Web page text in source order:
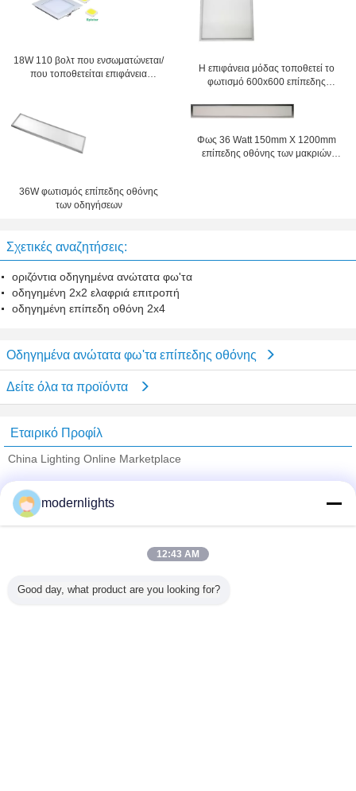
18W 110 βολτ που ενσωματώνεται/
που τοποθετείται επιφάνεια
Η επιφάνεια μόδας τοποθετεί το
φωτισμό 600x600 επίπεδης
36W για την υπεραγορά
36W φωτισμός επίπεδης οθόνης
των οδηγήσεων
Φως 36 Watt 150mm X 1200mm
επίπεδης οθόνης των μακριών
Σχετικές αναζητήσεις:
οριζόντια οδηγημένα ανώτατα φω'τα
οδηγημένη 2x2 ελαφριά επιτροπή
οδηγημένη επίπεδη οθόνη 2x4
Οδηγημένα ανώτατα φω'τα επίπεδης οθόνης
Δείτε όλα τα προϊόντα
Εταιρικό Προφίλ
China Lighting Online Marketplace
Trust Seal
Verified Suplier
Όλα τα Προϊόντα
modernlights
12:43 AM
Good day, what product are you looking for?